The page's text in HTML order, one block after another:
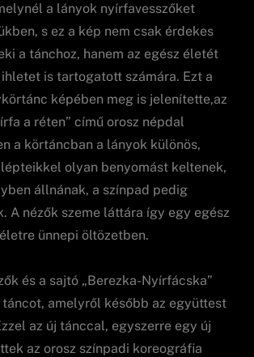
a lányok nyírfavesszőket
s ez a kép nem csak érdekes
a tánchoz, hanem az egész életét
is tartogatott számára. Ezt a
képében meg is jelenítette,az
a réten” című orosz népdal
a körtáncban a lányok különös,
lépteikkel olyan benyomást keltenek,
állnának, a színpad pedig
A nézők szeme láttára így egy egész
ünnepi öltözetben.
és a sajtó „Berezka-Nyírfácska”
amelyről később az együttest
az új tánccal, egyszerre egy új
az orosz színpadi koreográfia